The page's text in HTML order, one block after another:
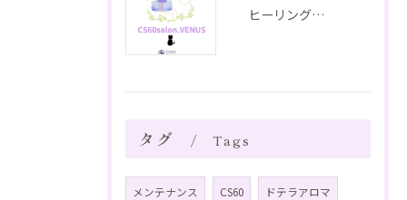
ヒーリングのご紹介 音叉ヒーリング
タグ Tags
メンテナンス CS60 ドテラアロマ